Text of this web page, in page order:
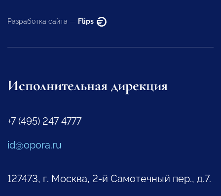
Разработка сайта — Flips
Исполнительная дирекция
+7 (495) 247 4777
id@opora.ru
127473, г. Москва, 2-й Самотечный пер., д.7.